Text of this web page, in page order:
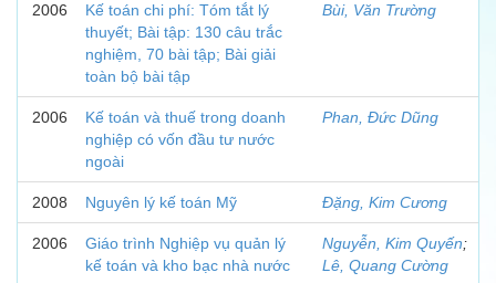
2006
Kế toán chi phí: Tóm tắt lý
thuyết; Bài tập: 130 câu trắc
nghiệm, 70 bài tập; Bài giải
toàn bộ bài tập
Bùi, Văn Trường
2006
Kế toán và thuế trong doanh
nghiệp có vốn đầu tư nước
ngoài
Phan, Đức Dũng
2008 Nguyên lý kế toán Mỹ Đặng, Kim Cương
2006
Giáo trình Nghiệp vụ quản lý
kế toán và kho bạc nhà nước
Nguyễn, Kim Quyến;
Lê, Quang Cường